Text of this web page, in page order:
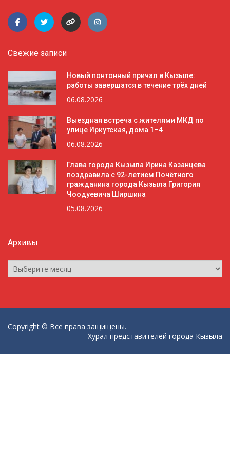
Свежие записи
Новый понтонный причал в Кызыле:
работы завершатся в течение трёх дней
06.08.2026
Выездная встреча с жителями МКД по
улице Иркутская, дома 1–4
06.08.2026
Глава города Кызыла Ирина Казанцева
поздравила с 92-летием Почётного
гражданина города Кызыла Григория
Чоодуевича Ширшина
05.08.2026
Архивы
Архивы
Copyright © Все права защищены.
Хурал представителей города Кызыла